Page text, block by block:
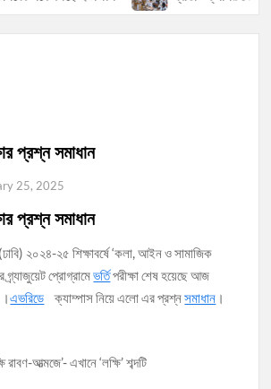
প্রশ্ন সমাধান
25, 2025
প্রশ্ন সমাধান
(ঢাবি) ২০২৪-২৫ শিক্ষাবর্ষে ‘কলা, আইন ও সামাজিক
গ্র্যাজুয়েট প্রোগ্রামেভর্তিপরীক্ষা শেষ হয়েছে আজ
এভরিডে ক্যাম্পাস নিয়ে এলো এর প্রশ্নসমাধান ।
আত্মজে’- এখানে ‘লক্ষি’ শব্দটি